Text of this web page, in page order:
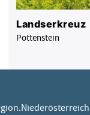
Landserkreuz
Pottenstein